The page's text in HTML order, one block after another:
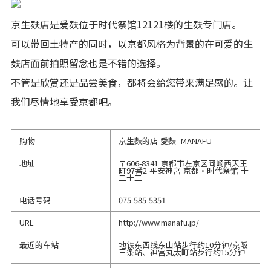
京生麸店是爱麸位于时代祭馆12121楼的生麸专门店。
可以带回土特产的同时，以京都风格为背景的在可爱的生
麸店面前拍照留念也是不错的选择。
不管是欣赏还是品尝美食，都将会给您带来满足感的。让
我们尽情地享受京都吧。
购物
京生麩的店 愛麩 -MANAFU –
地址
〒606-8341 京都市左京区岡崎西天王
町97番2 平安神宮 京都・时代祭馆 十
二十二
电话号码
075-585-5351
URL
http://www.manafu.jp/
最近的车站
地铁东西线东山站步行约10分钟/京阪
三条站、神宫丸太町站步行约15分钟